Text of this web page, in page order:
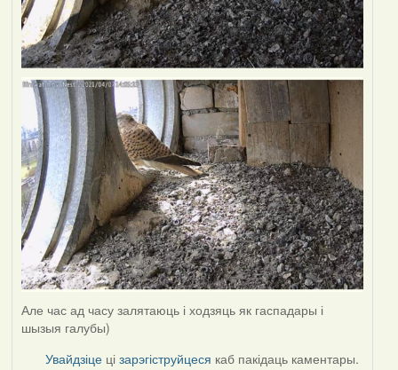
Але час ад часу залятаюць і ходзяць як гаспадары і
шызыя галубы)
Увайдзіце цізарэгіструйцеся каб пакідаць каментары.